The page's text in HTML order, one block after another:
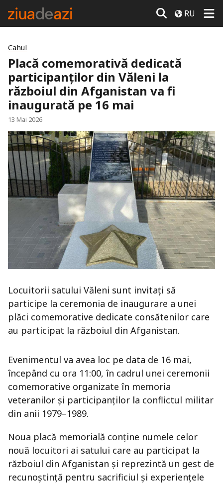
RU
Cahul
Placă comemorativă dedicată
participanților din Văleni la
războiul din Afganistan va fi
inaugurată pe 16 mai
13 Mai 2026
Locuitorii satului Văleni sunt invitați să
participe la ceremonia de inaugurare a unei
plăci comemorative dedicate consătenilor care
au participat la războiul din Afganistan.
Evenimentul va avea loc pe data de 16 mai,
începând cu ora 11:00, în cadrul unei ceremonii
comemorative organizate în memoria
veteranilor și participanților la conflictul militar
din anii 1979–1989.
Noua placă memorială conține numele celor
nouă locuitori ai satului care au participat la
războiul din Afganistan și reprezintă un gest de
recunoștință pentru sacrificiul și experiențele